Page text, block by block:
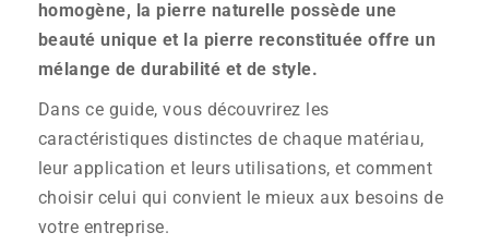
homogène, la pierre naturelle possède une
beauté unique et la pierre reconstituée offre un
mélange de durabilité et de style.
Dans ce guide, vous découvrirez les
caractéristiques distinctes de chaque matériau,
leur application et leurs utilisations, et comment
choisir celui qui convient le mieux aux besoins de
votre entreprise.